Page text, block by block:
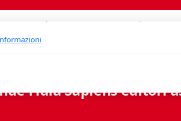
Fidia Sapiens editori